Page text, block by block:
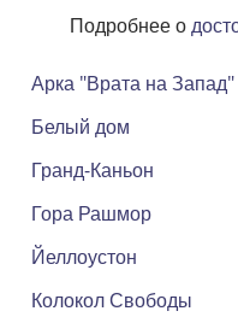
Подробнее о
Арка "Врата на Запад"
Белый дом
Гранд-Каньон
Гора Рашмор
Йеллоустон
Колокол Свободы